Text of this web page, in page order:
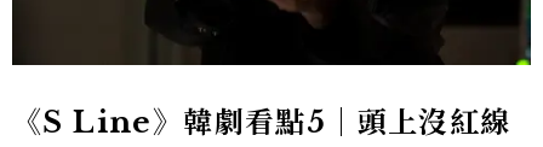
《S Line》韓劇看點5｜頭上沒紅線